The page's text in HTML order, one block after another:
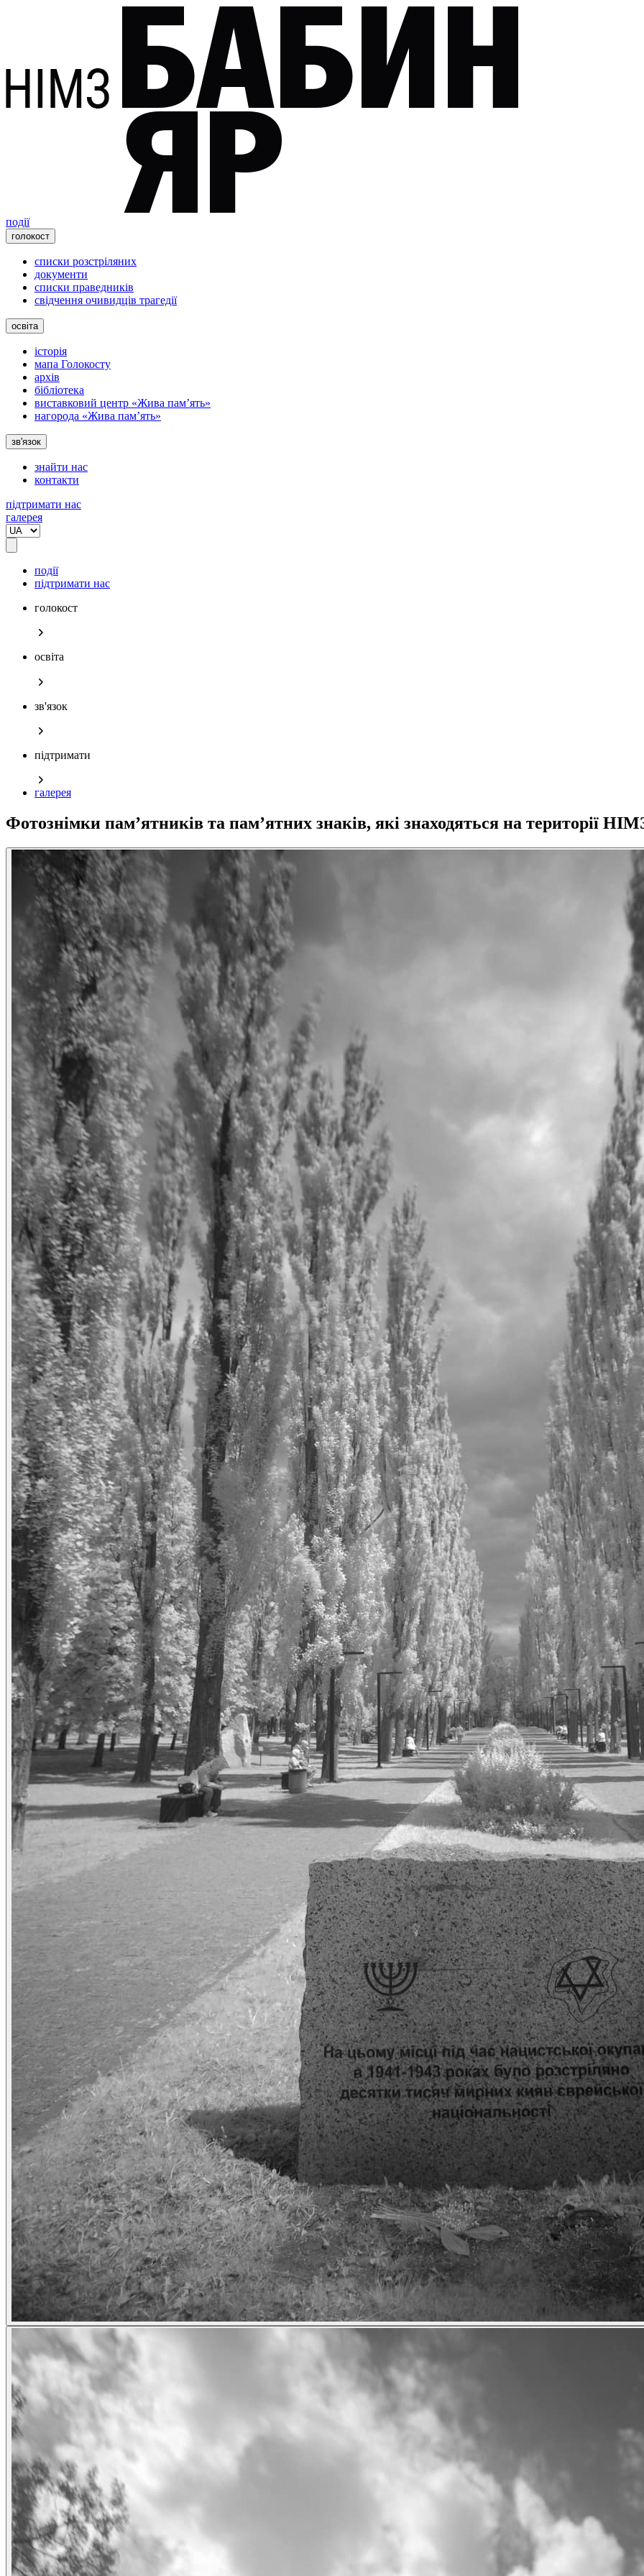
події
голокост
списки розстріляних
документи
списки праведників
свідчення очивидців трагедії
освіта
історія
мапа Голокосту
архів
бібліотека
виставковий центр «Жива пам’ять»
нагорода «Жива пам’ять»
зв'язок
знайти нас
контакти
підтримати нас
галерея
події
підтримати нас
голокост
освіта
зв'язок
підтримати
галерея
Фотознімки пам’ятників та пам’ятних знаків, які знаходяться на території